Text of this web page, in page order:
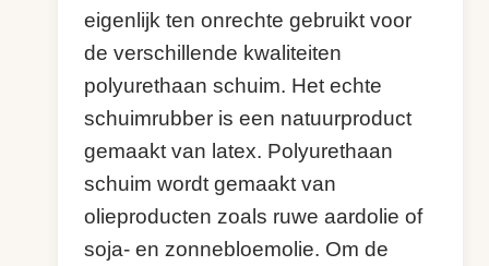
eigenlijk ten onrechte gebruikt voor
de verschillende kwaliteiten
polyurethaan schuim. Het echte
schuimrubber is een natuurproduct
gemaakt van latex. Polyurethaan
schuim wordt gemaakt van
olieproducten zoals ruwe aardolie of
soja- en zonnebloemolie. Om de